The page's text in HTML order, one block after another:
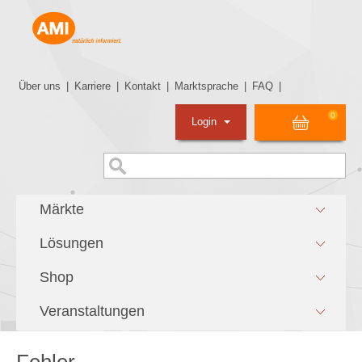
Über uns Karriere Kontakt Marktsprache FAQ
0
Login
Märkte
Lösungen
Shop
Veranstaltungen